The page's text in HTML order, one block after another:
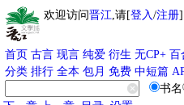
欢迎访问晋江,请[登入/注册]
首页 古言 现言 纯爱 衍生 无CP+ 百
分类 排行 全本 包月 免费 中短篇
书名